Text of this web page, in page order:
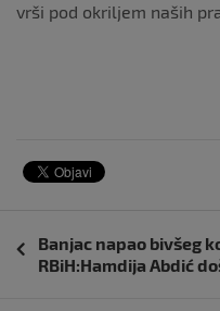
vrši pod okriljem naših
objava
Banjac napao bivšeg
RBiH:Hamdija Abdić